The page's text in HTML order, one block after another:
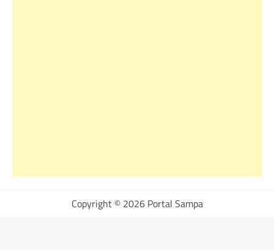
Copyright © 2026 Portal Sampa